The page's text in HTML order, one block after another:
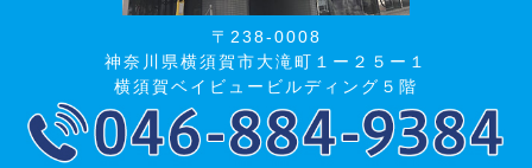
〒238-0008
神奈川県横須賀市大滝町１ー２５ー１
横須賀ベイビュービルディング５階